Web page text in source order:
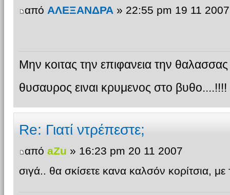
από ΑΛΕΞΑΝΔΡΑ » 22:55 pm 19 11 2007
Μην κοιτας την επιφανεια την θαλασσας
θυσαυρος ειναι κρυμενος στο βυθο....!!!!
Re: Γιατί ντρέπεστε;
από aZu » 16:23 pm 20 11 2007
σιγά.. θα σκίσετε κανα καλσόν κορίτσια,